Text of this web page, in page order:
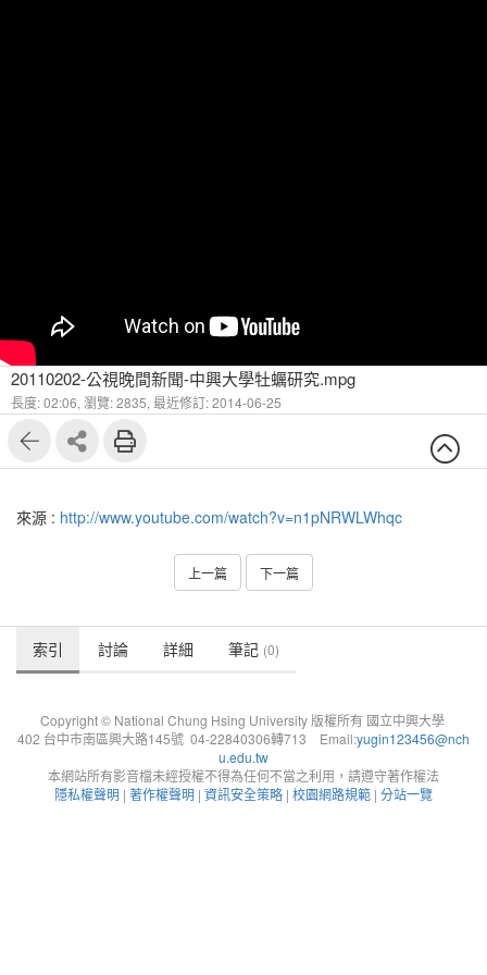
20110202-公視晚間新聞-中興大學牡蠣研究.mpg
長度: 02:06, 瀏覽: 2835, 最近修訂: 2014-06-25
來源 : http://www.youtube.com/watch?v=n1pNRWLWhqc
上一篇 下一篇
索引 討論 詳細 筆記 (0)
Copyright © National Chung Hsing University 版權所有 國立中興大學
402 台中市南區興大路145號 04-22840306轉713 Email:yugin123456@nch
u.edu.tw
本網站所有影音檔未經授權不得為任何不當之利用，請遵守著作權法
隱私權聲明 | 著作權聲明 | 資訊安全策略 | 校園網路規範 | 分站一覽